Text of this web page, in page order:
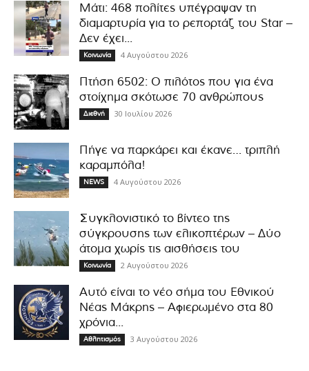
Μάτι: 468 πολίτες υπέγραψαν τη
διαμαρτυρία για το ρεπορτάζ του Star –
Δεν έχει...
Κοινωνία 4 Αυγούστου 2026
Πτήση 6502: Ο πιλότος που για ένα
στοίχημα σκότωσε 70 ανθρώπους
Διεθνή 30 Ιουλίου 2026
Πήγε να παρκάρει και έκανε… τριπλή
καραμπόλα!
NEWS 4 Αυγούστου 2026
Συγκλονιστικό το βίντεο της
σύγκρουσης των ελικοπτέρων – Δύο
άτομα χωρίς τις αισθήσεις του
Κοινωνία 2 Αυγούστου 2026
Αυτό είναι το νέο σήμα του Εθνικού
Νέας Μάκρης – Αφιερωμένο στα 80
χρόνια...
Αθλητισμός 3 Αυγούστου 2026